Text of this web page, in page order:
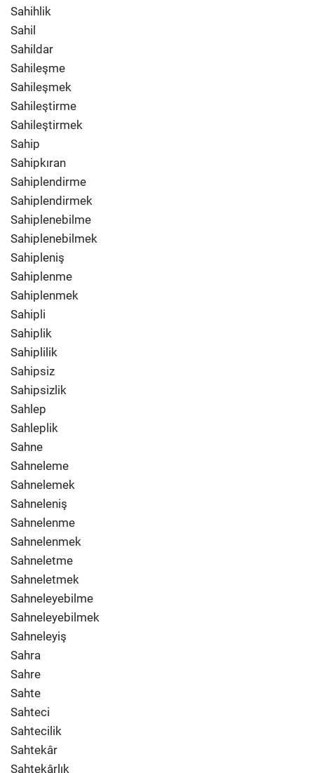
Sahihlik
Sahil
Sahildar
Sahileşme
Sahileşmek
Sahileştirme
Sahileştirmek
Sahip
Sahipkıran
Sahiplendirme
Sahiplendirmek
Sahiplenebilme
Sahiplenebilmek
Sahipleniş
Sahiplenme
Sahiplenmek
Sahipli
Sahiplik
Sahiplilik
Sahipsiz
Sahipsizlik
Sahlep
Sahleplik
Sahne
Sahneleme
Sahnelemek
Sahneleniş
Sahnelenme
Sahnelenmek
Sahneletme
Sahneletmek
Sahneleyebilme
Sahneleyebilmek
Sahneleyiş
Sahra
Sahre
Sahte
Sahteci
Sahtecilik
Sahtekâr
Sahtekârlık